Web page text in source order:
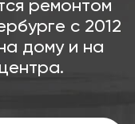
ремонтом
с 2012
дому и на